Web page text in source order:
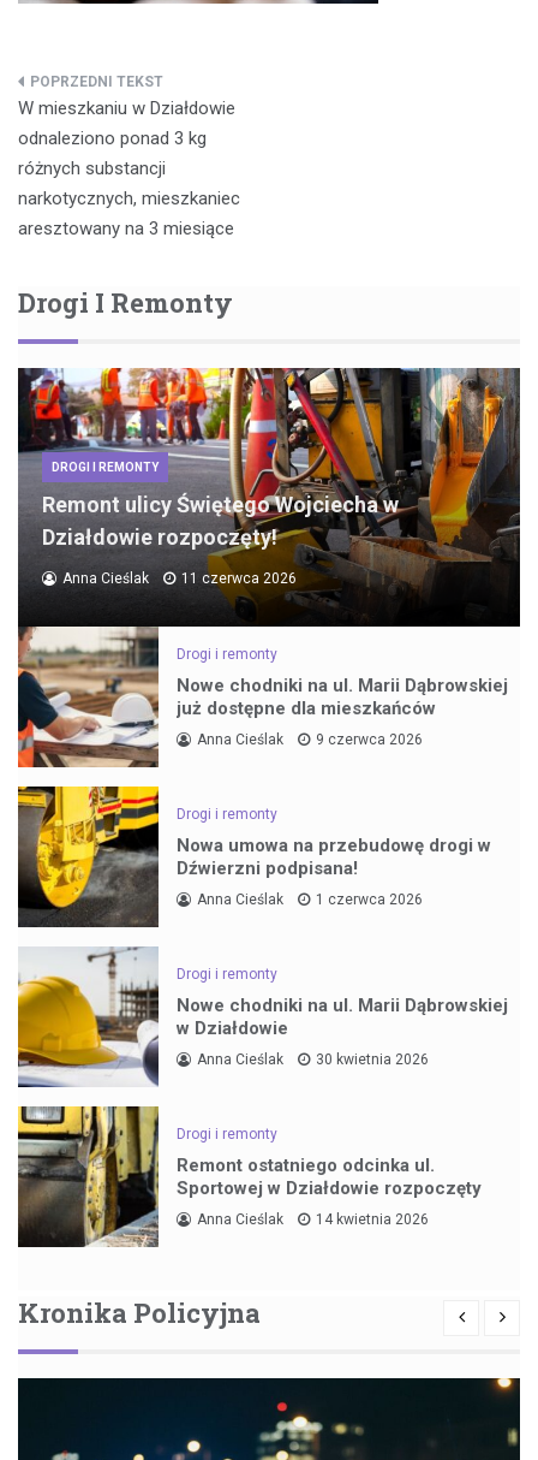
Nawigacja
wpisu
W mieszkaniu w Działdowie
odnaleziono ponad 3 kg
różnych substancji
narkotycznych, mieszkaniec
aresztowany na 3 miesiące
Drogi I Remonty
DROGI I REMONTY
Remont ulicy Świętego Wojciecha w
Działdowie rozpoczęty!
Anna Cieślak 11 czerwca 2026
Drogi i remonty
Nowe chodniki na ul. Marii Dąbrowskiej
już dostępne dla mieszkańców
Anna Cieślak 9 czerwca 2026
Drogi i remonty
Nowa umowa na przebudowę drogi w
Dźwierzni podpisana!
Anna Cieślak 1 czerwca 2026
Drogi i remonty
Nowe chodniki na ul. Marii Dąbrowskiej
w Działdowie
Anna Cieślak 30 kwietnia 2026
Drogi i remonty
Remont ostatniego odcinka ul.
Sportowej w Działdowie rozpoczęty
Anna Cieślak 14 kwietnia 2026
Kronika Policyjna